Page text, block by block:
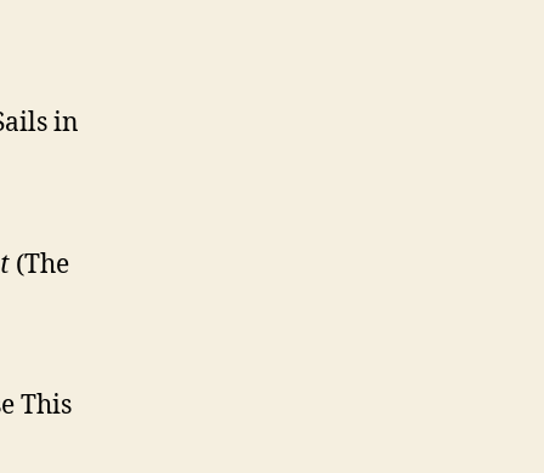
in
(The
This